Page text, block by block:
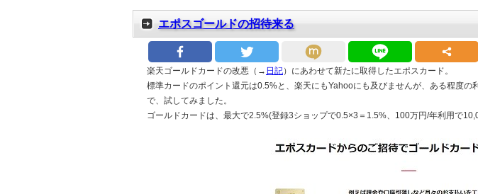
エポスゴールドの招待来る
楽天ゴールドカードの改悪（→ 日記）にあわせて新たに取得したエポスカード。
標準カードのポイント還元は0.5%と、楽天にもYahooにも及びませんが、ある程度の
で、試してみました。
ゴールドカードは、最大で2.5%(登録3ショップで0.5×3＝1.5%、100万円/年利用で